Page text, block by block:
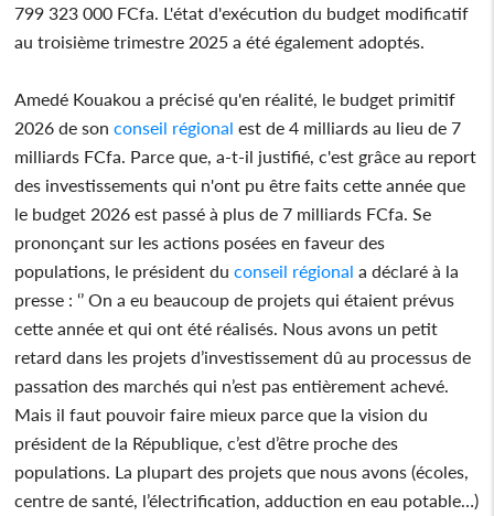
799 323 000 FCfa. L'état d'exécution du budget modificatif
au troisième trimestre 2025 a été également adoptés.
Amedé Kouakou a précisé qu'en réalité, le budget primitif
2026 de sonconseil régional est de 4 milliards au lieu de 7
milliards FCfa. Parce que, a-t-il justifié, c'est grâce au report
des investissements qui n'ont pu être faits cette année que
le budget 2026 est passé à plus de 7 milliards FCfa. Se
prononçant sur les actions posées en faveur des
populations, le président duconseil régional a déclaré à la
presse : ‘’ On a eu beaucoup de projets qui étaient prévus
cette année et qui ont été réalisés. Nous avons un petit
retard dans les projets d’investissement dû au processus de
passation des marchés qui n’est pas entièrement achevé.
Mais il faut pouvoir faire mieux parce que la vision du
président de la République, c’est d’être proche des
populations. La plupart des projets que nous avons (écoles,
centre de santé, l’électrification, adduction en eau potable…)